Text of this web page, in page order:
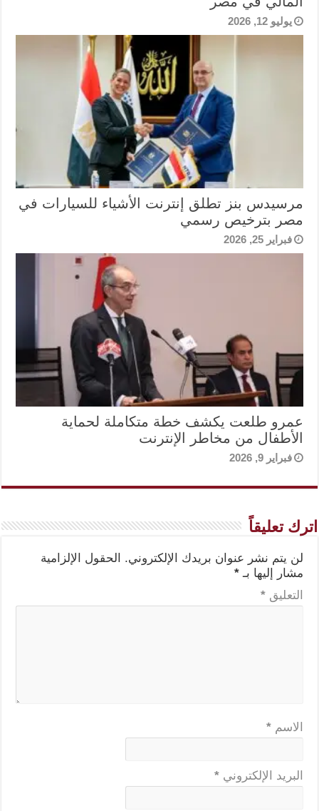
يوليو 12, 2026
مرسيدس بنز تطلق إنترنت الأشياء للسيارات في
مصر بترخيص رسمي
فبراير 25, 2026
عمرو طلعت يكشف خطة متكاملة لحماية
الأطفال من مخاطر الإنترنت
فبراير 9, 2026
اترك تعليقاً
لن يتم نشر عنوان بريدك الإلكتروني.
الحقول الإلزامية
مشار إليها بـ *
التعليق *
الاسم *
البريد الإلكتروني *